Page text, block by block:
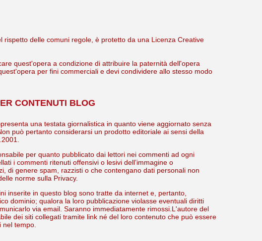
delle comuni regole, è protetto da una Licenza Creative
quest'opera a condizione di attribuire la paternità dell'opera
per fini commerciali e devi condividere allo stesso modo
CONTENUTI BLOG
una testata giornalistica in quanto viene aggiornato senza
può pertanto considerarsi un prodotto editoriale ai sensi della
per quanto pubblicato dai lettori nei commenti ad ogni
i commenti ritenuti offensivi o lesivi dell’immagine o
di genere spam, razzisti o che contengano dati personali non
norme sulla Privacy.
inserite in questo blog sono tratte da internet e, pertanto,
dominio; qualora la loro pubblicazione violasse eventuali diritti
via email. Saranno immediatamente rimossi.L'autore del
dei siti collegati tramite link né del loro contenuto che può essere
tempo.